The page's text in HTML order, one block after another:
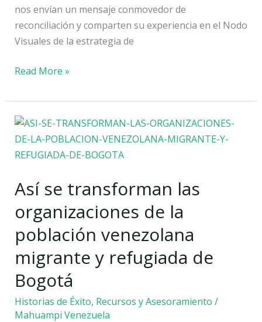
nos envían un mensaje conmovedor de
reconciliación y comparten su experiencia en el Nodo
Visuales de la estrategia de
Read More »
Así se transforman las
organizaciones de la
población venezolana
migrante y refugiada de
Bogotá
Historias de Éxito, Recursos y Asesoramiento /
Mahuampi Venezuela
Así
se
transforman
organizaciones
la
población
venezolana
migrante
y
refugiada
de